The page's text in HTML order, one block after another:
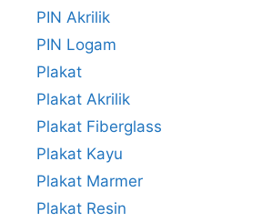
PIN Akrilik
PIN Logam
Plakat
Plakat Akrilik
Plakat Fiberglass
Plakat Kayu
Plakat Marmer
Plakat Resin